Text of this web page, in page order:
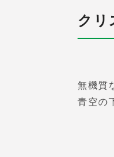
クリ
無機質
青空の